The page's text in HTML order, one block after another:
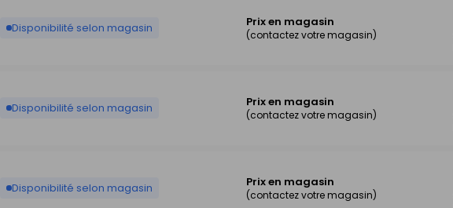
Disponibilité selon magasin Prix en magasin
(contactez votre magasin)
Disponibilité selon magasin Prix en magasin
(contactez votre magasin)
Disponibilité selon magasin Prix en magasin
(contactez votre magasin)